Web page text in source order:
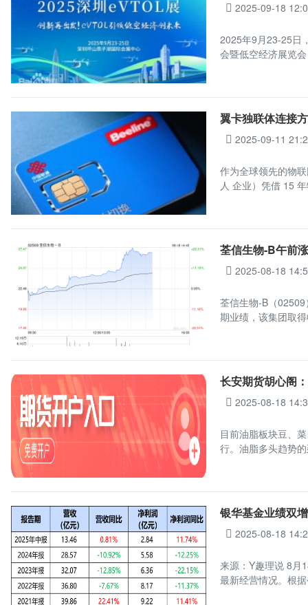
2025-09-18
2025年9月23-25日
会暨低空经济展览
翼卡独联体连接
2025-09-11
作为全球领先的物
人 企业）凭借 15
荃信生物-B午前
2025-08-18
荃信生物-B（
期业绩，该集团取
长安期货胡心阁
2025-08-18
目前油脂板块豆、
行。油脂多头趋势
银华基金业绩双
2025-08-18
来源：Y趣理说 8月
最新经营情况。根